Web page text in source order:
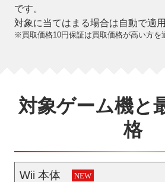
です。
対象に当てはまる場合は⾃動で適
※買取価格10円保証は買取価格が⾼い⽅を
対象ゲーム機と
格
Wii 本体